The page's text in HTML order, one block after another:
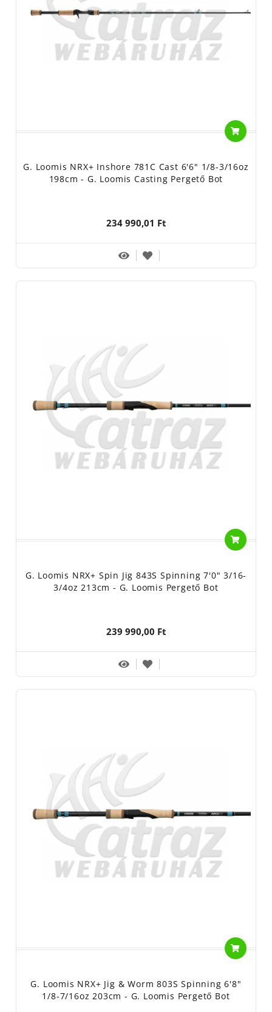
G. Loomis NRX+ Inshore 781C Cast 6'6" 1/8-3/16oz
198cm - G. Loomis Casting Pergető Bot
234 990,01 Ft
G. Loomis NRX+ Spin Jig 843S Spinning 7'0" 3/16-
3/4oz 213cm - G. Loomis Pergető Bot
239 990,00 Ft
G. Loomis NRX+ Jig & Worm 803S Spinning 6'8"
1/8-7/16oz 203cm - G. Loomis Pergető Bot